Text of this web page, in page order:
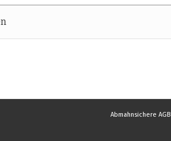
Abmahnsichere AGB